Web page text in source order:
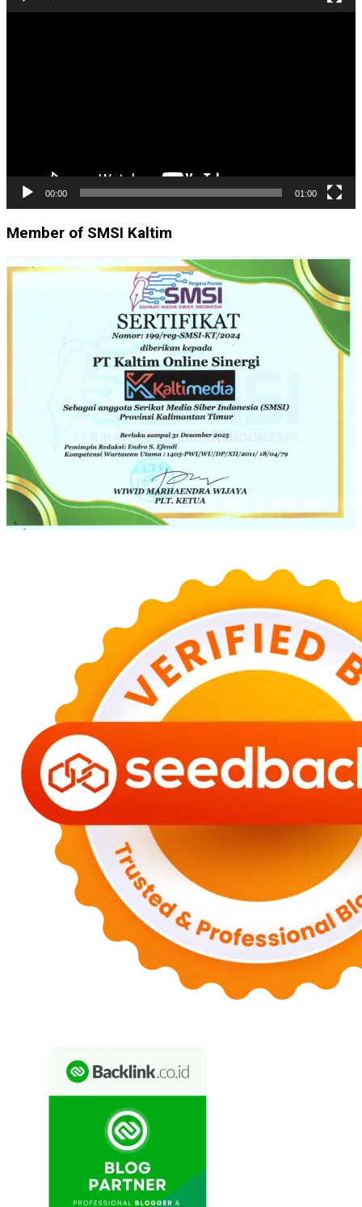
00:00 01:00
Member of SMSI Kaltim